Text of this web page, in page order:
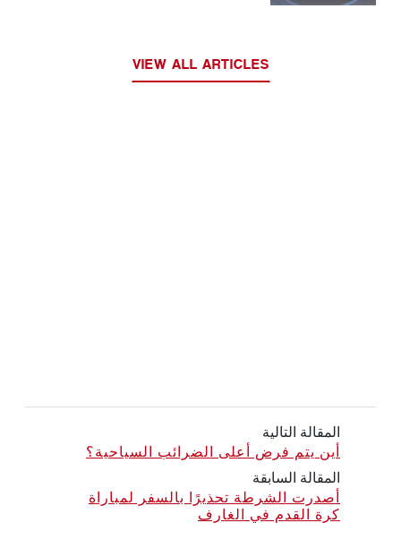
VIEW ALL ARTICLES
المقالة التالية
أين يتم فرض أعلى الضرائب السياحية؟
المقالة السابقة
أصدرت الشرطة تحذيرًا بالسفر لمباراة
كرة القدم في الغارف